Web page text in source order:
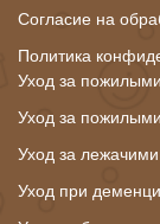
Согласие на
Политика
Уход за
Уход за
Уход за
Уход при